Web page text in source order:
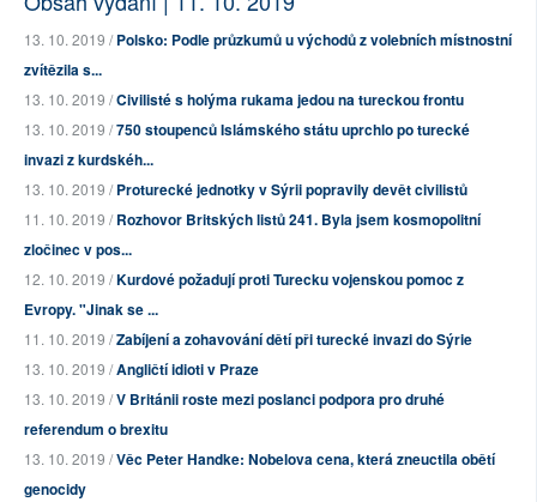
13. 10. 2019 /Polsko: Podle průzkumů u východů z volebních místnostní
zvítězila s...
13. 10. 2019 /Civilisté s holýma rukama jedou na tureckou frontu
13. 10. 2019 /750 stoupenců Islámského státu uprchlo po turecké
invazi z kurdskéh...
13. 10. 2019 /Proturecké jednotky v Sýrii popravily devět civilistů
11. 10. 2019 /Rozhovor Britských listů 241. Byla jsem kosmopolitní
zločinec v pos...
12. 10. 2019 /Kurdové požadují proti Turecku vojenskou pomoc z
Evropy. "Jinak se ...
11. 10. 2019 /Zabíjení a zohavování dětí při turecké invazi do Sýrie
13. 10. 2019 /Angličtí idioti v Praze
13. 10. 2019 /V Británii roste mezi poslanci podpora pro druhé
referendum o brexitu
13. 10. 2019 /Věc Peter Handke: Nobelova cena, která zneuctila obětí
genocidy